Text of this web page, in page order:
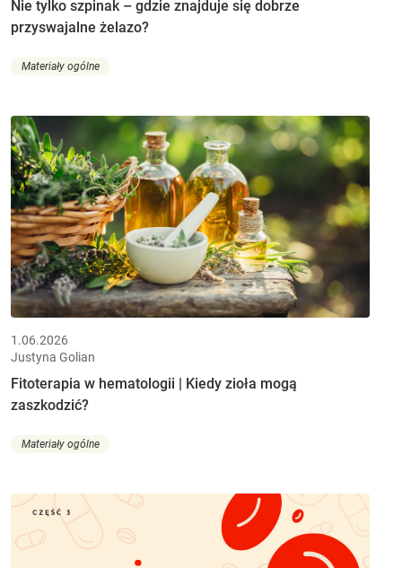
Nie tylko szpinak – gdzie znajduje się dobrze
przyswajalne żelazo?
Materiały ogólne
1.06.2026
Justyna Golian
Fitoterapia w hematologii | Kiedy zioła mogą
zaszkodzić?
Materiały ogólne